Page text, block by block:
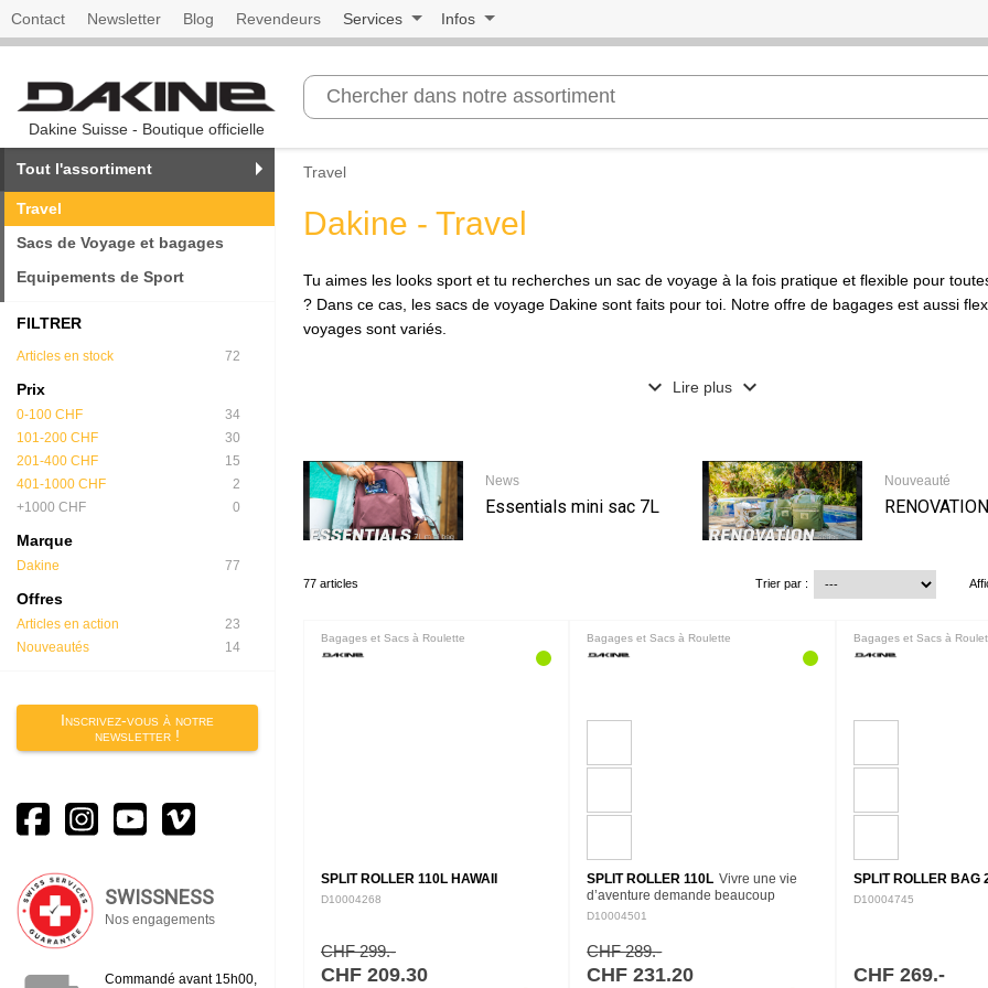
Contact Newsletter Blog Revendeurs Services Infos
Dakine Suisse - Boutique officielle
Tout l'assortiment
Travel
Sacs de Voyage et bagages
Equipements de Sport
FILTRER
Articles en stock 72
Prix
0-100 CHF
34
101-200 CHF
30
201-400 CHF
15
401-1000 CHF
2
+1000 CHF
0
Marque
Dakine 77
Offres
Articles en action
23
Nouveautés
14
Inscrivez-vous à notre
newsletter !
SWISSNESS
Nos engagements
Commandé avant 15h00,
Travel
Dakine - Travel
Tu aimes les looks sport et tu recherches un sac de voyage à la fois pratique et flexible pour
? Dans ce cas, les sacs de voyage Dakine sont faits pour toi. Notre offre de bagages est aussi
voyages sont variés.
expand_more Lire plus expand_more
News
Essentials mini sac 7L
Nouveauté
77 articles Trier par :
Bagages et Sacs à Roulette
SPLIT ROLLER 110L HAWAII
D10004268
CHF 299.-
CHF 209.30
Bagages et Sacs à Roulette
SPLIT ROLLER 110L Vivre une vie
d’aventure demande beaucoup
d’équipement. Lorsque votre
de tout, le sac Dakine Split Roller
110L…
D10004501
CHF 289.-
CHF 231.20
Bagages et Sacs à
SPLIT ROLLER BAG
D10004745
CHF 269.-